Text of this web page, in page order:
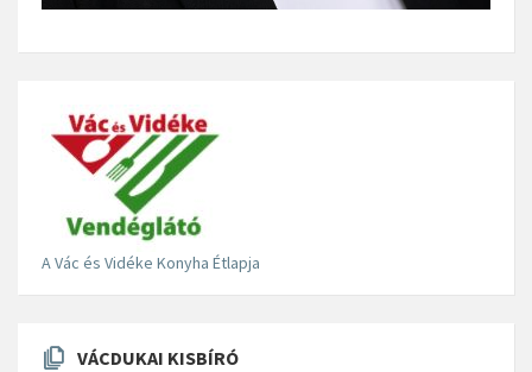
A Vác és Vidéke Konyha Étlapja
VÁCDUKAI KISBÍRÓ